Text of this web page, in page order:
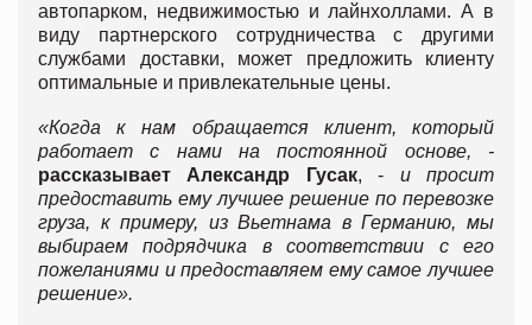
автопарком, недвижимостью и лайнхоллами. А в
виду партнерского сотрудничества с другими
службами доставки, может предложить клиенту
оптимальные и привлекательные цены.
«Когда к нам обращается клиент, который
работает с нами на постоянной основе, -
рассказывает Александр Гусак, - и просит
предоставить ему лучшее решение по перевозке
груза, к примеру, из Вьетнама в Германию, мы
выбираем подрядчика в соответствии с его
пожеланиями и предоставляем ему самое лучшее
решение».